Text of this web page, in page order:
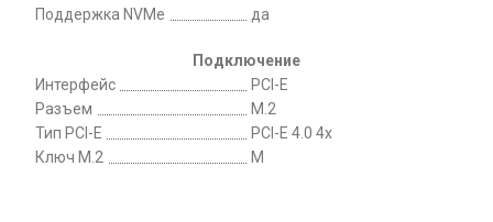
Поддержка NVMe
да
Подключение
Интерфейс
PCI-E
Разъем
M.2
Тип PCI-E
PCI-E 4.0 4x
Ключ M.2
M